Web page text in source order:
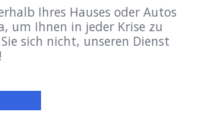
Ihres Hauses oder Autos
um Ihnen in jeder Krise zu
sich nicht, unseren Dienst